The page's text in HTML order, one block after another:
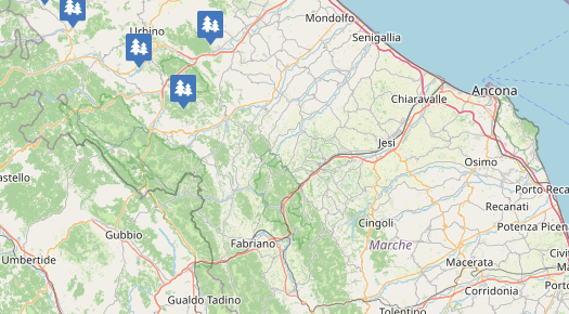
Ripatransone
Agriturismo Pietra Antica
BAUERNHAUS